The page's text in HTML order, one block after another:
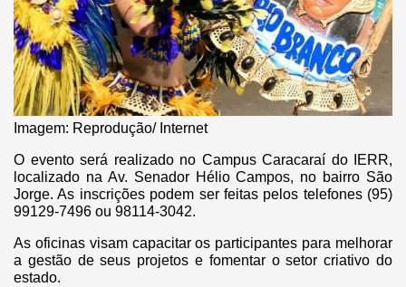
Imagem: Reprodução/ Internet
O evento será realizado no Campus Caracaraí do IERR,
localizado na Av. Senador Hélio Campos, no bairro São
Jorge. As inscrições podem ser feitas pelos telefones (95)
99129-7496 ou 98114-3042.
As oficinas visam capacitar os participantes para melhorar
a gestão de seus projetos e fomentar o setor criativo do
estado.